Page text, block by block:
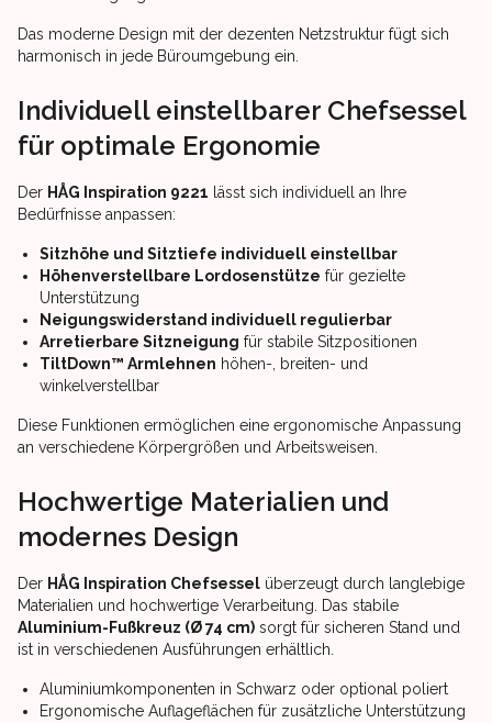
Das moderne Design mit der dezenten Netzstruktur fügt sich
harmonisch in jede Büroumgebung ein.
Individuell einstellbarer Chefsessel
für optimale Ergonomie
Der HÅG Inspiration 9221 lässt sich individuell an Ihre
Bedürfnisse anpassen:
Sitzhöhe und Sitztiefe individuell einstellbar
Höhenverstellbare Lordosenstütze für gezielte
Unterstützung
Neigungswiderstand individuell regulierbar
Arretierbare Sitzneigung für stabile Sitzpositionen
TiltDown™ Armlehnen höhen-, breiten- und
winkelverstellbar
Diese Funktionen ermöglichen eine ergonomische Anpassung
an verschiedene Körpergrößen und Arbeitsweisen.
Hochwertige Materialien und
modernes Design
Der HÅG Inspiration Chefsessel überzeugt durch langlebige
Materialien und hochwertige Verarbeitung. Das stabile
Aluminium-Fußkreuz (Ø 74 cm) sorgt für sicheren Stand und
ist in verschiedenen Ausführungen erhältlich.
Aluminiumkomponenten in Schwarz oder optional poliert
Ergonomische Auflageflächen für zusätzliche Unterstützung